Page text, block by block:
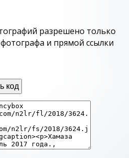
разрешено только
и прямой ссылки
код